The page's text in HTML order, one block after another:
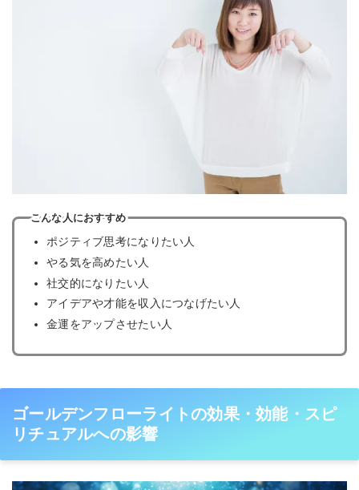
こんな人におすすめ
ポジティブ思考になりたい人
やる気を高めたい人
社交的になりたい人
アイデアや才能を収入につなげたい人
金運をアップさせたい人
ゴールデンフローライトの効果・効能・スピ
リチュアルへの影響